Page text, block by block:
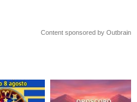
Content sponsored by Outbrain